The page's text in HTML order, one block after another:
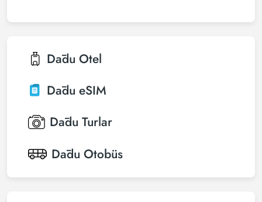
Dādu Otel
Dādu eSIM
Dādu Turlar
Dādu Otobüs